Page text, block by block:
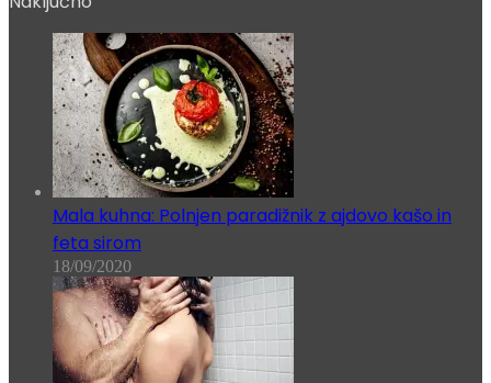
Mala kuhna: Polnjen paradižnik z ajdovo kašo in
feta sirom
18/09/2020